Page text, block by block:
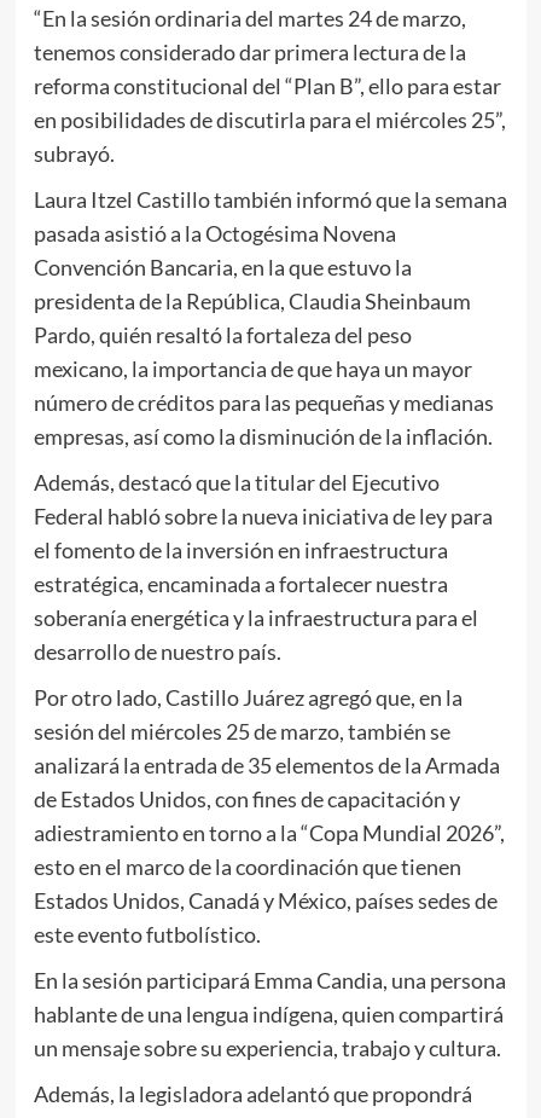
“En la sesión ordinaria del martes 24 de marzo,
tenemos considerado dar primera lectura de la
reforma constitucional del “Plan B”, ello para estar
en posibilidades de discutirla para el miércoles 25”,
subrayó.
Laura Itzel Castillo también informó que la semana
pasada asistió a la Octogésima Novena
Convención Bancaria, en la que estuvo la
presidenta de la República, Claudia Sheinbaum
Pardo, quién resaltó la fortaleza del peso
mexicano, la importancia de que haya un mayor
número de créditos para las pequeñas y medianas
empresas, así como la disminución de la inflación.
Además, destacó que la titular del Ejecutivo
Federal habló sobre la nueva iniciativa de ley para
el fomento de la inversión en infraestructura
estratégica, encaminada a fortalecer nuestra
soberanía energética y la infraestructura para el
desarrollo de nuestro país.
Por otro lado, Castillo Juárez agregó que, en la
sesión del miércoles 25 de marzo, también se
analizará la entrada de 35 elementos de la Armada
de Estados Unidos, con fines de capacitación y
adiestramiento en torno a la “Copa Mundial 2026”,
esto en el marco de la coordinación que tienen
Estados Unidos, Canadá y México, países sedes de
este evento futbolístico.
En la sesión participará Emma Candia, una persona
hablante de una lengua indígena, quien compartirá
un mensaje sobre su experiencia, trabajo y cultura.
Además, la legisladora adelantó que propondrá